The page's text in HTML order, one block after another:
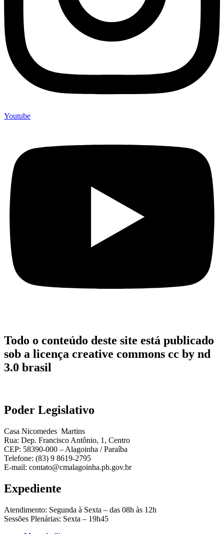
Youtube
Todo o conteúdo deste site está publicado
sob a licença creative commons cc by nd
3.0 brasil
Poder Legislativo
Casa Nicomedes Martins
Rua: Dep. Francisco Antônio, 1, Centro
CEP: 58390-000 – Alagoinha / Paraíba
Telefone: (83) 9 8619-2795
E-mail: contato@cmalagoinha.pb.gov.br
Expediente
Atendimento: Segunda à Sexta – das 08h às 12h
Sessões Plenárias: Sexta – 19h45